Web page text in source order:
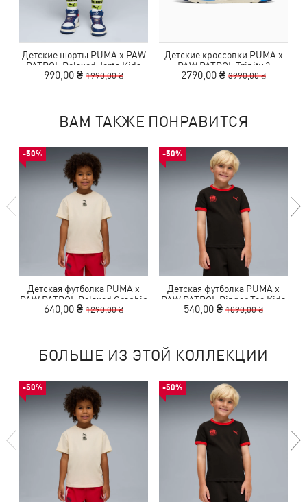
Детские шорты PUMA x PAW
PATROL Relaxed Jorts Kids
990,00 ₴ 1990,00 ₴
Детские кроссовки PUMA x
PAW PATROL Trinity 2
Sneakers Kids
2790,00 ₴ 3990,00 ₴
ВАМ ТАКЖЕ ПОНРАВИТСЯ
-50%
Детская футболка PUMA x
PAW PATROL Relaxed Graphic
Tee Kids
640,00 ₴ 1290,00 ₴
-50%
Детская футболка PUMA x
PAW PATROL Ringer Tee Kids
540,00 ₴ 1090,00 ₴
БОЛЬШЕ ИЗ ЭТОЙ КОЛЛЕКЦИИ
-50% -50%